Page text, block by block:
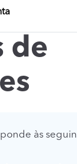
de
às